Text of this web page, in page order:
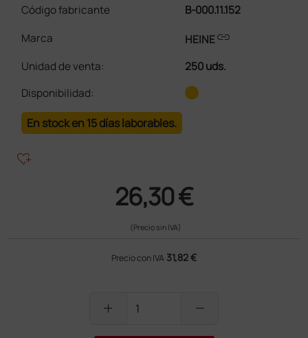
Código fabricante
B-000.11.152
Marca
HEINElink
Unidad de venta:
250 uds.
Disponibilidad:
En stock en 15 días laborables.
heart_plus
26,30 €
(Precio sin IVA)
Precio con IVA 31,82 €
add remove